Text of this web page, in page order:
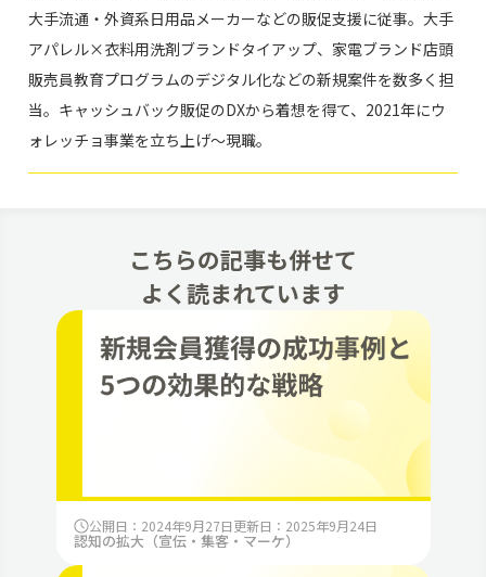
大手流通・外資系日用品メーカーなどの販促支援に従事。大手
アパレル×衣料用洗剤ブランドタイアップ、家電ブランド店頭
販売員教育プログラムのデジタル化などの新規案件を数多く担
当。キャッシュバック販促のDXから着想を得て、2021年にウ
ォレッチョ事業を立ち上げ～現職。
こちらの記事も併せて
よく読まれています
公開日：2024年9月27日更新日：2025年9月24日
認知の拡大（宣伝・集客・マーケ）